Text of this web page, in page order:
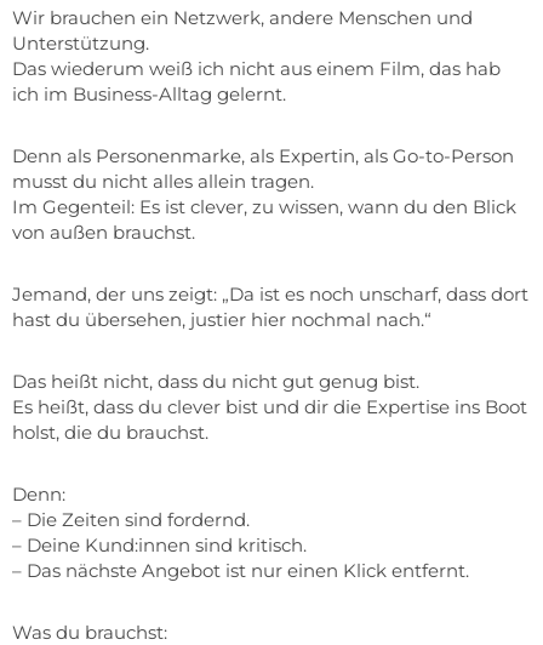
Wir brauchen ein Netzwerk, andere Menschen und
Unterstützung.
Das wiederum weiß ich nicht aus einem Film, das hab
ich im Business-Alltag gelernt.
Denn als Personenmarke, als Expertin, als Go-to-Person
musst du nicht alles allein tragen.
Im Gegenteil: Es ist clever, zu wissen, wann du den Blick
von außen brauchst.
Jemand, der uns zeigt: „Da ist es noch unscharf, dass dort
hast du übersehen, justier hier nochmal nach.“
Das heißt nicht, dass du nicht gut genug bist.
Es heißt, dass du clever bist und dir die Expertise ins Boot
holst, die du brauchst.
Denn:
– Die Zeiten sind fordernd.
– Deine Kund:innen sind kritisch.
– Das nächste Angebot ist nur einen Klick entfernt.
Was du brauchst: